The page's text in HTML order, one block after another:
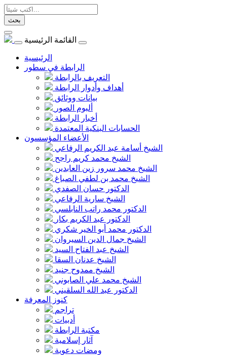
بحث
القائمة الرئيسية
الرئيسية
الرابطة في سطور
التعريف بالرابطة
أهداف وأدوار الرابطة
بيانات ووثائق
ألبوم الصور
أخبار الرابطة
الحسابات البنكية المعتمدة
الأعضاء المؤسسون
الشيخ أسامة عبد الكريم الرفاعي
الشيخ محمد كريم راجح
الشيخ محمد سرور زين العابدين
الشيخ محمد بن لطفي الصباغ
الدكتور حسان الصفدي
الشيخ سارية الرفاعي
الدكتور محمد راتب النابلسي
الدكتور عبد الكريم بكار
الدكتور محمد أبو الخير شكري
الشيخ جمال الدين السيروان
الشيخ عبد الفتاح السيد
الشيخ عدنان السقا
الشيخ ممدوح جنيد
الشيخ محمد علي الصابوني
الدكتور عبد الله السلقيني
كنوز المعرفة
تراجم
أدبيات
مكتبة الرابطة
آثار إسلامية
ومضات دعوية